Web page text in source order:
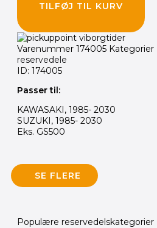
TILFØJ TIL KURV
Varenummer 174005 Kategorier
reservedele
ID: 174005
Passer til:
KAWASAKI, 1985- 2030
SUZUKI, 1985- 2030
Eks. GS500
SE FLERE
Populære reservedelskategorier